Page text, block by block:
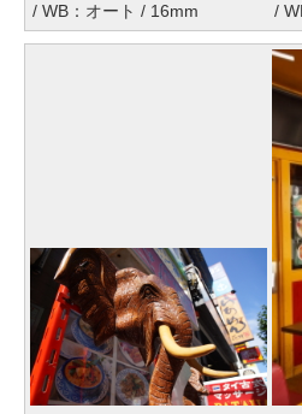
/ WB：オート / 16mm
/